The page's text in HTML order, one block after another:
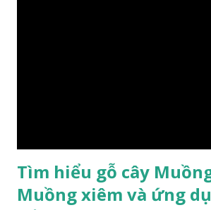
Tìm hiểu gỗ cây
Muồng xiêm và ứng